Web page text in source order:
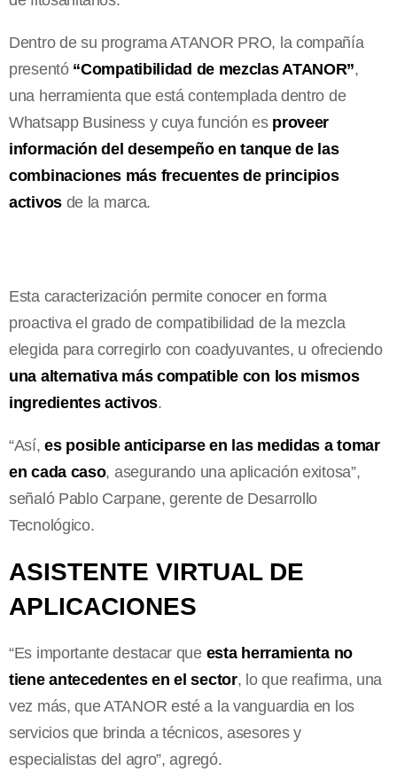
Dentro de su programa ATANOR PRO, la compañía
presentó“Compatibilidad de mezclas ATANOR”,
una herramienta que está contemplada dentro de
Whatsapp Business y cuya función es proveer
información del desempeño en tanque de las
combinaciones más frecuentes de principios
activosde la marca.
Esta caracterización permite conocer en forma
proactiva el grado de compatibilidad de la mezcla
elegida para corregirlo con coadyuvantes, u ofreciendo
una alternativa más compatible con los mismos
ingredientes activos.
“Así,es posible anticiparse en las medidas a tomar
en cada caso, asegurando una aplicación exitosa”,
señaló Pablo Carpane, gerente de Desarrollo
Tecnológico.
ASISTENTE VIRTUAL DE
APLICACIONES
“Es importante destacar que esta herramienta no
tiene antecedentes en el sector, lo que reafirma, una
vez más, que ATANOR esté a la vanguardia en los
servicios que brinda a técnicos, asesores y
especialistas del agro”, agregó.